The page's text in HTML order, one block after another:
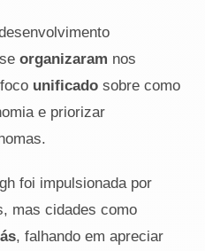
seorganizaram nos
unificado sobre como
e priorizar
foi impulsionada por
mas cidades como
, falhando em apreciar